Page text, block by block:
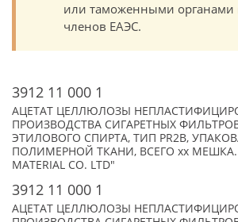
или таможенными органами
членов ЕАЭС.
3912 11 000 1
АЦЕТАТ ЦЕЛЛЮЛОЗЫ
ПРОИЗВОДСТВА СИГАРЕТНЫХ
ЭТИЛОВОГО СПИРТА, ТИП PR2B,
ПОЛИМЕРНОЙ ТКАНИ, ВСЕГО xx МЕШКА.
MATERIAL CO. LTD"
3912 11 000 1
АЦЕТАТ ЦЕЛЛЮЛОЗЫ